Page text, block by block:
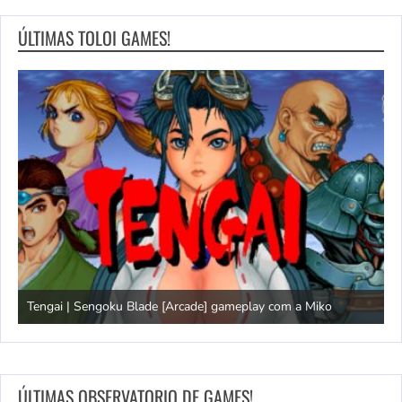
ÚLTIMAS TOLOI GAMES!
Tengai | Sengoku Blade [Arcade] gameplay com a Miko